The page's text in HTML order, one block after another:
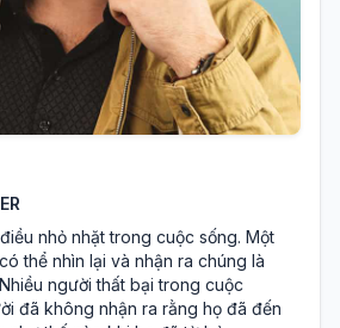
nhỏ nhặt trong cuộc sống. Một
thể nhìn lại và nhận ra chúng là
người thất bại trong cuộc
đã không nhận ra rằng họ đã đến